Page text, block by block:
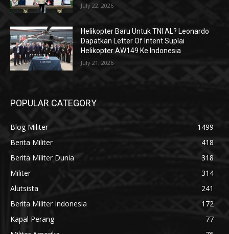
July 22, 2026
Helikopter Baru Untuk TNI AL? Leonardo
Dapatkan Letter Of Intent Suplai
Helikopter AW149 Ke Indonesia
July 21, 2026
POPULAR CATEGORY
Blog Militer
1499
Berita Militer
418
Berita Militer Dunia
318
Militer
314
Alutsista
241
Berita Militer Indonesia
172
Kapal Perang
77